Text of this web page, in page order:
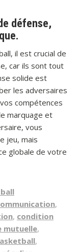
défense,
il est crucial de
car ils sont tout
solide est
les adversaires
compétences
marquage et
vous
jeu, mais
globale de votre
,
, condition
mutuelle,
,